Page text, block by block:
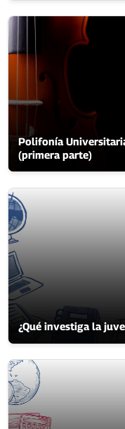
Polifonía
(primera parte)
¿Qué investiga la